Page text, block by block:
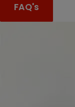
FAQ's